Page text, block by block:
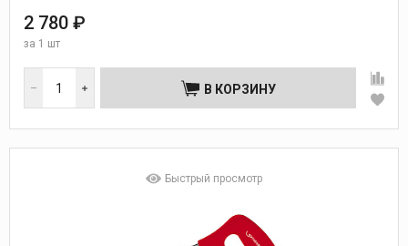
2 780 ₽
за 1 шт
В КОРЗИНУ
Быстрый просмотр